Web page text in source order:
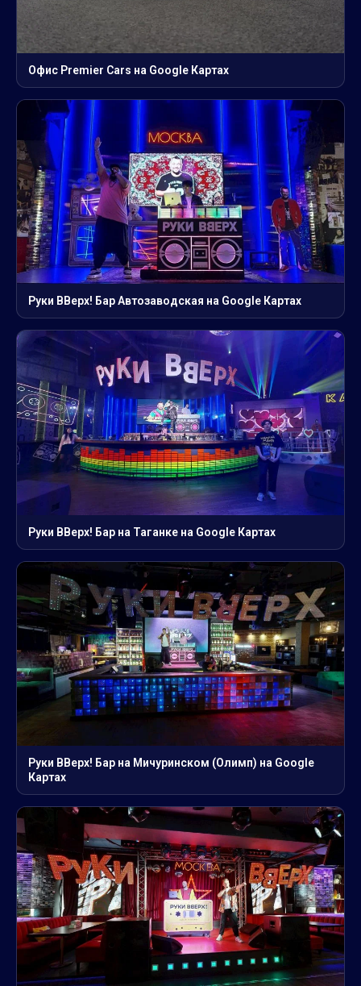
Офис Premier Cars на Google Картах
Руки ВВерх! Бар Автозаводская на Google Картах
Руки ВВерх! Бар на Таганке на Google Картах
Руки ВВерх! Бар на Мичуринском (Олимп) на Google
Картах